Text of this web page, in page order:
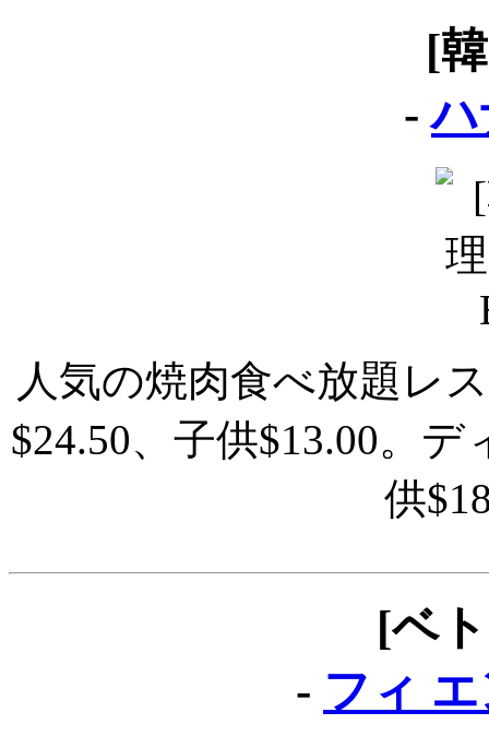
[
-ハ
人気の焼肉食べ放題レ
$24.50、子供$13.00。
供
[ベ
- フィ